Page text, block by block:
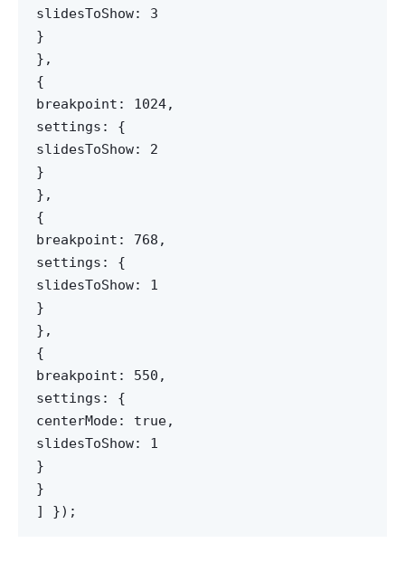
slidesToShow: 3
}
},
{
breakpoint: 1024,
settings: {
slidesToShow: 2
}
},
{
breakpoint: 768,
settings: {
slidesToShow: 1
}
},
{
breakpoint: 550,
settings: {
centerMode: true,
slidesToShow: 1
}
}
] });